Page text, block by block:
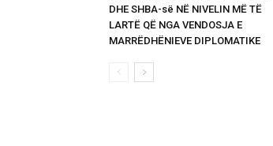
DHE SHBA-së NË NIVELIN MË TË
LARTË QË NGA VENDOSJA E
MARRËDHËNIEVE DIPLOMATIKE